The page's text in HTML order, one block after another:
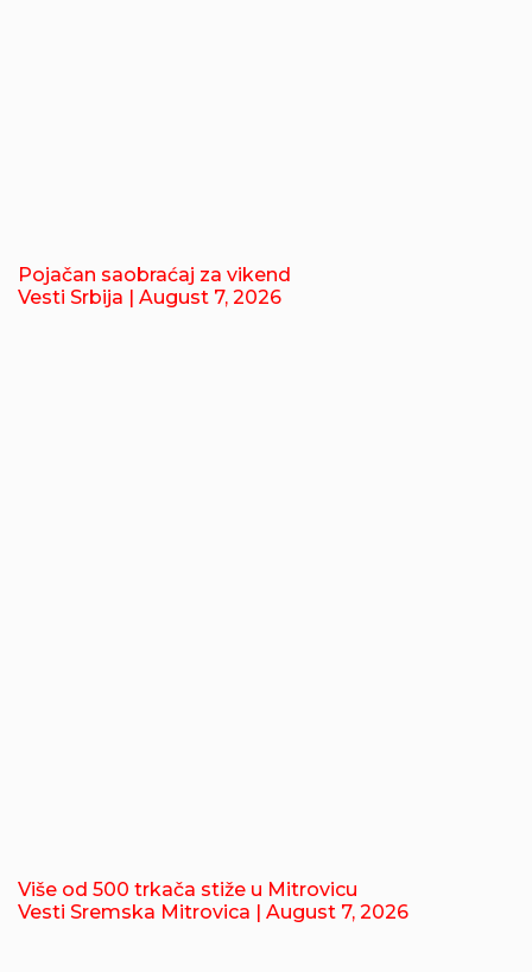
Pojačan saobraćaj za vikend
Vesti Srbija | August 7, 2026
Više od 500 trkača stiže u Mitrovicu
Vesti Sremska Mitrovica | August 7, 2026